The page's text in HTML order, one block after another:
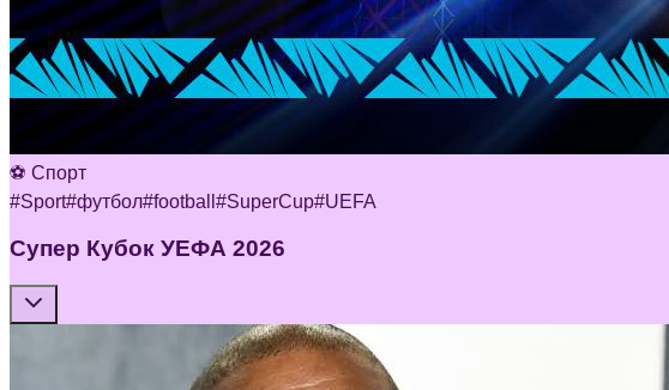
⚽ Спорт
#Sport#футбол#football #SuperCup#UEFA
Супер Кубок УЕФА 2026